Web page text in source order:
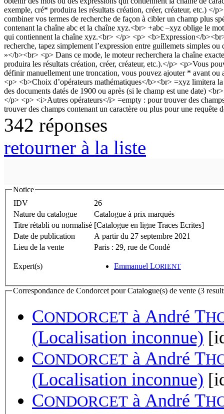
342 réponses
retourner à la liste
Notice
IDV
26
Nature du catalogue
Catalogue à prix marqués
Titre rétabli ou normalisé [Catalogue en ligne Traces Ecrites]
Date de publication
A partir du 27 septembre 2021
Lieu de la vente
Paris : 29, rue de Condé
Expert(s) Emmanuel LORIENT
Correspondance de Condorcet pour Catalogue(s) de vente (3
CONDORCET à André T
(Localisation inconnue)
CONDORCET à André T
(Localisation inconnue)
CONDORCET à André T